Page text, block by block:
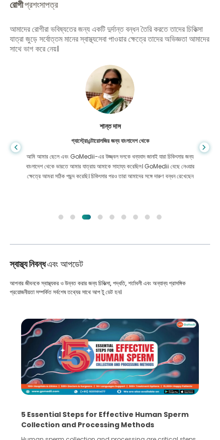
রোগীপ্রশংসাপত্র
আমাদের রোগীরা ভবিষ্যতের জন্য একটি দুর্দান্ত বন্ধন তৈরি করতে তাদের চিকিত্সা
যাত্রা জুড়ে সর্বোত্তম মানের স্বাস্থ্যসেবা পাওয়ার ক্ষেত্রে তাদের অভিজ্ঞতা আমাদের
সাথে ভাগ করে নেয়।
শান্ত দাস
গ্যাস্ট্রোএন্টারোলজির জন্য বাংলাদেশ থেকে
আমি আমার ছেলে এবং GoMedii-এর উজ্জ্বল দলকে ধন্যবাদ জানাই যারা চিকিৎসার জন্য
বাংলাদেশ থেকে ভারতে আমার যাত্রায় আমাকে সাহায্য করেছিল। GoMedii বেছে নেওয়ার
ক্ষেত্রে আমরা সঠিক পছন্দ করেছি। চিকিৎসার পরও তারা আমাদের সঙ্গে দারুণ বন্ধন রেখেছেন
স্বাস্থ্য নিবন্ধএবং আপডেট
আপনার জীবনকে স্বাস্থ্যকর ও উন্নত করার জন্য চিকিত্সা, পদ্ধতি, শর্তাবলী এবং অন্যান্য প্রাসঙ্গিক
প্রয়োজনীয়তা সম্পর্কিত সর্বশেষ তথ্যের সাথে আপ টু ডেট হন।
5 Essential Steps for Effective Human Sperm
Collection and Processing Methods